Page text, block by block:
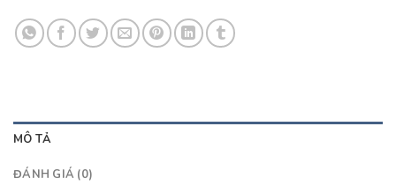
MÔ TẢ
ĐÁNH GIÁ (0)